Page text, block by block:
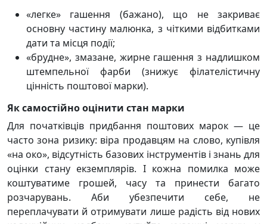
«легке» гашення (бажано), що не закриває
основну частину малюнка, з чіткими відбитками
дати та місця події;
«брудне», змазане, жирне гашення з надлишком
штемпельної фарби (знижує філателістичну
цінність поштової марки).
Як самостійно оцінити стан марки
Для початківців придбання поштових марок — це
часто зона ризику: віра продавцям на слово, купівля
«на око», відсутність базових інструментів і знань для
оцінки стану екземплярів. І кожна помилка може
коштуватиме грошей, часу та принести багато
розчарувань. Аби убезпечити себе, не
переплачувати й отримувати лише радість від нових